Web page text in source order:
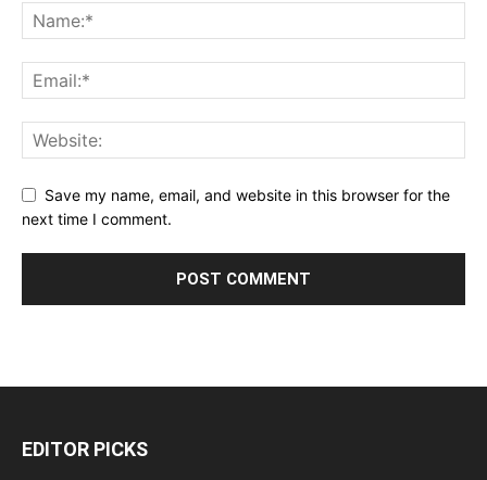
Save my name, email, and website in this browser for the
next time I comment.
EDITOR PICKS